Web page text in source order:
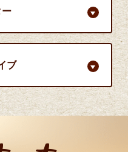
ー
ブ